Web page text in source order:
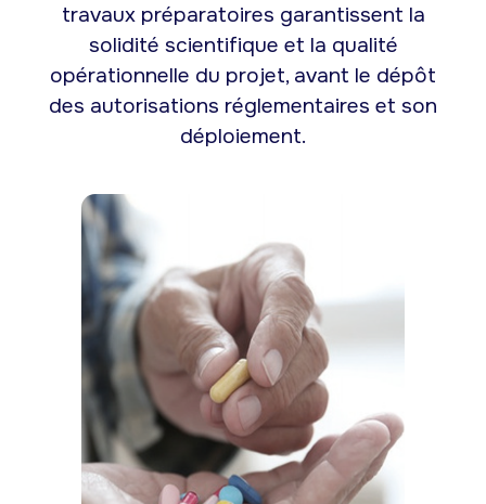
travaux préparatoires garantissent la
solidité scientifique et la qualité
opérationnelle du projet, avant le dépôt
des autorisations réglementaires et son
déploiement.